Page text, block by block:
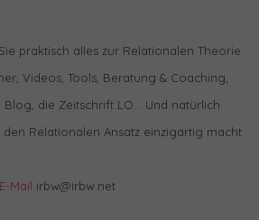
praktisch alles zur Relationalen Theorie
Videos, Tools, Beratung & Coaching,
die Zeitschrift LO… Und natürlich
Relationalen Ansatz einzigartig macht.
E-Mail irbw@irbw.net